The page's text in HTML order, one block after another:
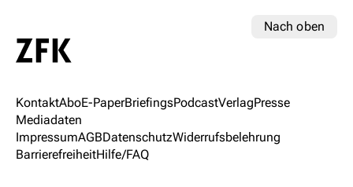
Nach oben
KontaktAboE-PaperBriefingsPodcastVerlagPresse
Mediadaten
ImpressumAGBDatenschutzWiderrufsbelehrung
BarrierefreiheitHilfe/FAQ